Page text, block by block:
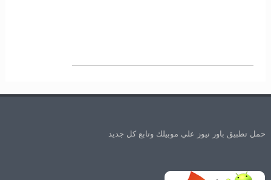
حمل تطبيق باور نيوز علي موبيلك وتابع كل جديد